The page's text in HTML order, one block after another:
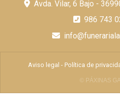
Avda. Vilar, 6 Bajo -
986 743
Aviso legal - Política de
© PÁXINAS